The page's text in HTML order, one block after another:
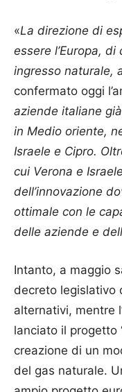
«La direzione di
essere l’Europa,
ingresso naturale,
confermato oggi
aziende italiane
in Medio oriente,
Israele e Cipro.
cui Verona e
dell’innovazione
ottimale con le
delle aziende e
Intanto, a maggio
decreto legislativo
alternativi, mentre
lanciato il progetto
creazione di un
del gas naturale.